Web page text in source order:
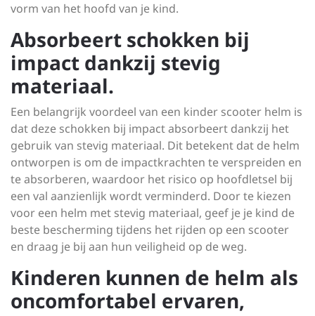
vorm van het hoofd van je kind.
Absorbeert schokken bij
impact dankzij stevig
materiaal.
Een belangrijk voordeel van een kinder scooter helm is
dat deze schokken bij impact absorbeert dankzij het
gebruik van stevig materiaal. Dit betekent dat de helm
ontworpen is om de impactkrachten te verspreiden en
te absorberen, waardoor het risico op hoofdletsel bij
een val aanzienlijk wordt verminderd. Door te kiezen
voor een helm met stevig materiaal, geef je je kind de
beste bescherming tijdens het rijden op een scooter
en draag je bij aan hun veiligheid op de weg.
Kinderen kunnen de helm als
oncomfortabel ervaren,